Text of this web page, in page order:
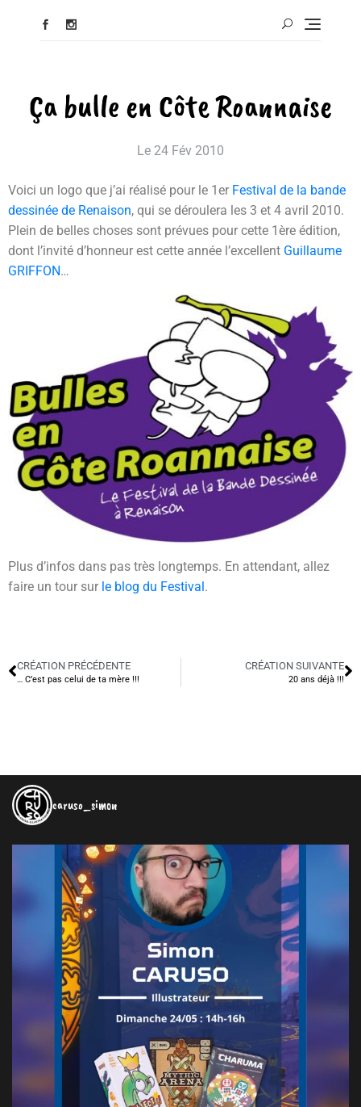
Ça bulle en Côte Roannaise
Le 24 Fév 2010
Voici un logo que j’ai réalisé pour le 1er Festival de la bande
dessinée de Renaison, qui se déroulera les 3 et 4 avril 2010.
Plein de belles choses sont prévues pour cette 1ère édition,
dont l’invité d’honneur est cette année l’excellent Guillaume
GRIFFON…
Plus d’infos dans pas très longtemps. En attendant, allez
faire un tour sur le blog du Festival.
CRÉATION PRÉCÉDENTE
… C’est pas celui de ta mère !!!
CRÉATION SUIVANTE
20 ans déjà !!!
caruso_simon